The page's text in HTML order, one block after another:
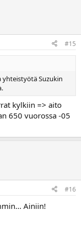
#15
yhteistyötä Suzukin
kylkiin => aito
650 vuorossa -05
#16
Ainiin!